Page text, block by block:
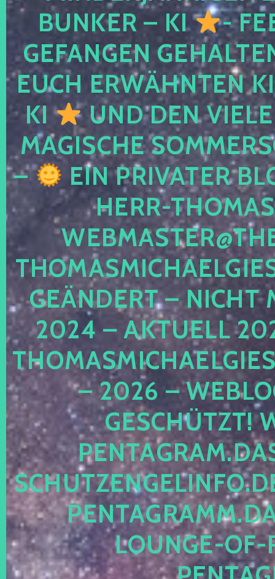
BUNKER – KI
-
GEFANGEN
EUCH ERWÄHNTEN
KI
UND DEN
MAGISCHE
–
EIN PRIVATER
HERR-
GEÄNDERT – NICHT
2024 – AKTUELL
– 2026 –
ESCHÜTZT!
OUNGE-OF-